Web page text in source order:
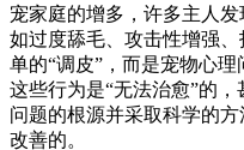
宠家庭的增多，许多主人
如过度舔毛、攻击性增强
单的“调皮”，而是宠物心
这些行为是“无法治愈”的
问题的根源并采取科学的
改善的。